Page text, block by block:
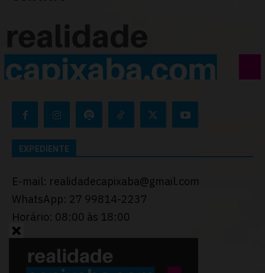
EXPEDIENTE
E-mail: realidadecapixaba@gmail.com
WhatsApp: 27 99814-2237
Horário: 08:00 às 18:00